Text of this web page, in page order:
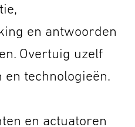
en antwoorden
Overtuig uzelf
en technologieën.
en actuatoren